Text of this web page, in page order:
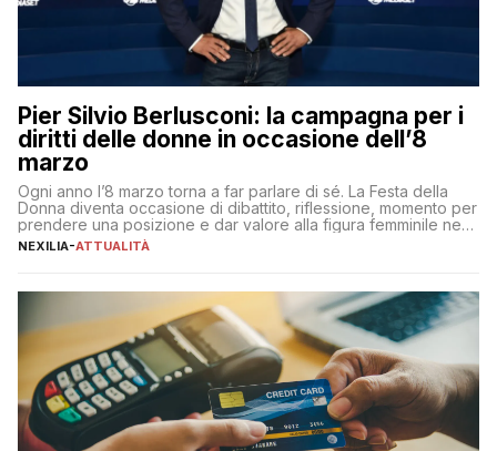
Pier Silvio Berlusconi: la campagna per i
diritti delle donne in occasione dell’8
marzo
Ogni anno l’8 marzo torna a far parlare di sé. La Festa della
Donna diventa occasione di dibattito, riflessione, momento per
prendere una posizione e dar valore alla figura femminile nella
sua complessità e crucialità. A lanciare un messaggio “forte e
NEXILIA-ATTUALITÀ